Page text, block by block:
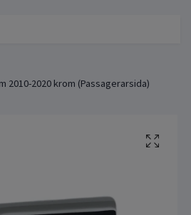
2010-2020 krom (Passagerarsida)